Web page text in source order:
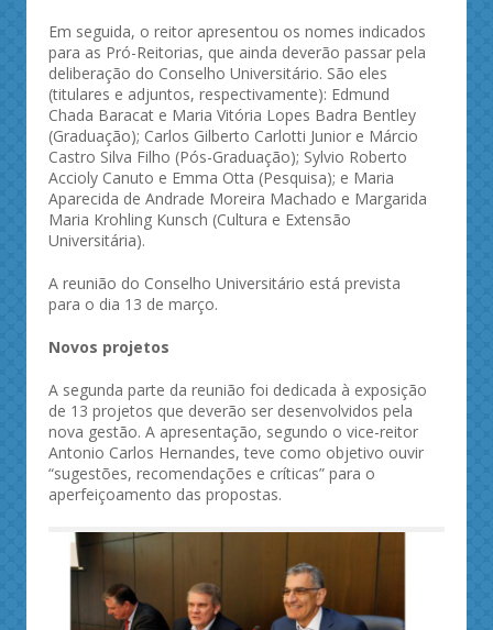
Em seguida, o reitor apresentou os nomes indicados
para as Pró-Reitorias, que ainda deverão passar pela
deliberação do Conselho Universitário. São eles
(titulares e adjuntos, respectivamente): Edmund
Chada Baracat e Maria Vitória Lopes Badra Bentley
(Graduação); Carlos Gilberto Carlotti Junior e Márcio
Castro Silva Filho (Pós-Graduação); Sylvio Roberto
Accioly Canuto e Emma Otta (Pesquisa); e Maria
Aparecida de Andrade Moreira Machado e Margarida
Maria Krohling Kunsch (Cultura e Extensão
Universitária).
A reunião do Conselho Universitário está prevista
para o dia 13 de março.
Novos projetos
A segunda parte da reunião foi dedicada à exposição
de 13 projetos que deverão ser desenvolvidos pela
nova gestão. A apresentação, segundo o vice-reitor
Antonio Carlos Hernandes, teve como objetivo ouvir
“sugestões, recomendações e críticas” para o
aperfeiçoamento das propostas.